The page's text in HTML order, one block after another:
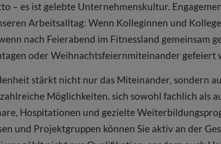
– es ist gelebte Unternehmenskultur.
Arbeitsalltag: Wenn Kolleginnen und
nach Feierabend im Fitnessland gemeinsam
oder Weihnachtsfeiernmiteinander gefeiert
stärkt nicht nur das Miteinander, sondern
Möglichkeiten, sich sowohl fachlich als
Hospitationen und gezielte
und Projektgruppen können Sie aktiv an der